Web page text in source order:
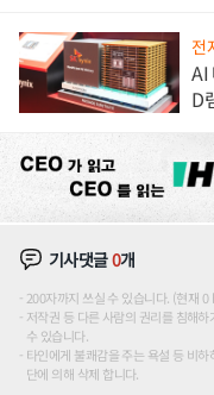
전
AI
D
기사댓글0개
200자까지 쓰실 수 있습니다. (현재
저작권 등 다른 사람의 권리를 침해
수 있습니다.
타인에게 불쾌감을 주는 욕설 등 비
단에 의해 삭제 합니다.